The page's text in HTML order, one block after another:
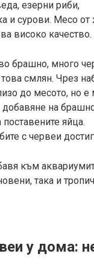
езерни риби,
и сурови. Месо
високо качество.
брашно, много
смлян. Чрез
до месото, но е
на
яйца.
с червеи
към
така и
у дома: